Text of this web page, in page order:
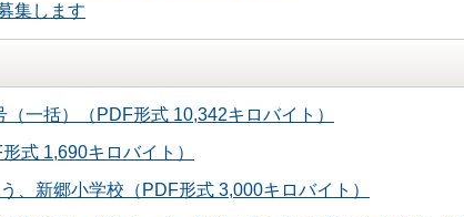
集します
（一括）（PDF形式 10,342キロバイト）
式 1,690キロバイト）
、新郷小学校（PDF形式 3,000キロバイト）